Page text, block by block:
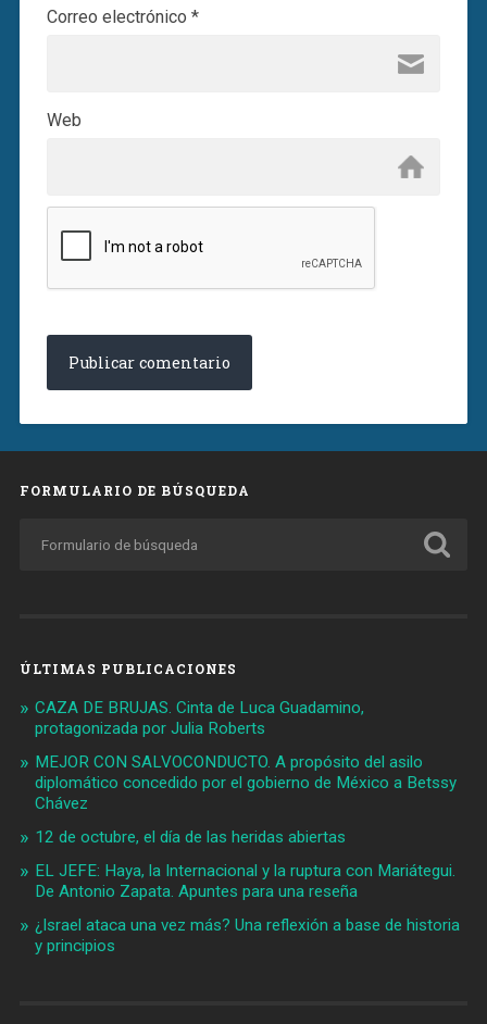
Correo electrónico *
Web
FORMULARIO DE BÚSQUEDA
ÚLTIMAS PUBLICACIONES
CAZA DE BRUJAS. Cinta de Luca Guadamino,
protagonizada por Julia Roberts
MEJOR CON SALVOCONDUCTO. A propósito del asilo
diplomático concedido por el gobierno de México a Betssy
Chávez
12 de octubre, el día de las heridas abiertas
EL JEFE: Haya, la Internacional y la ruptura con Mariátegui.
De Antonio Zapata. Apuntes para una reseña
¿Israel ataca una vez más? Una reflexión a base de historia
y principios